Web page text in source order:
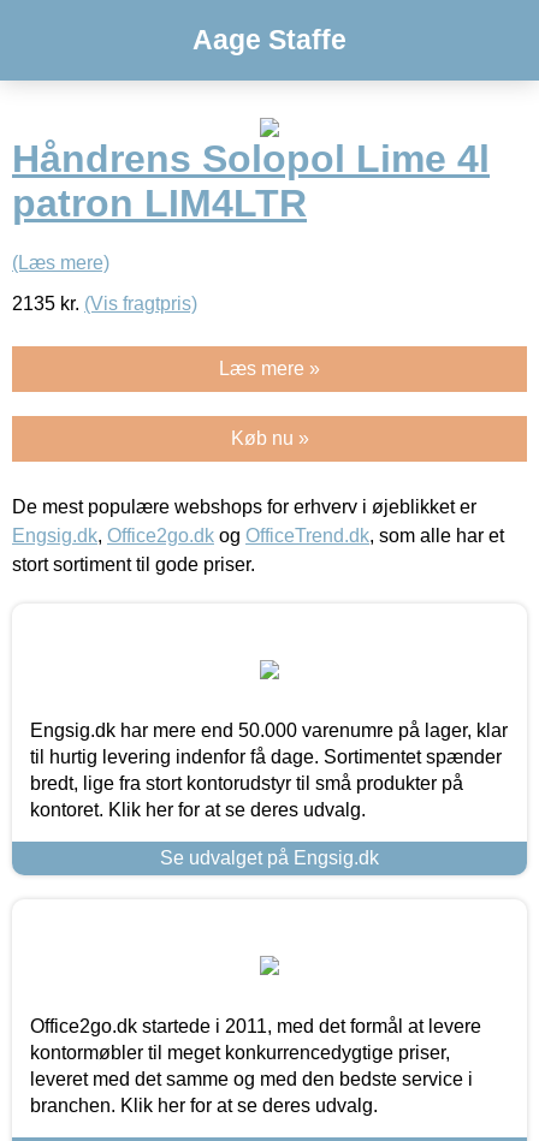
Aage Staffe
Håndrens Solopol Lime 4l
patron LIM4LTR
(Læs mere)
2135 kr. (Vis fragtpris)
Læs mere »
Køb nu »
De mest populære webshops for erhverv i øjeblikket er
Engsig.dk, Office2go.dk og OfficeTrend.dk, som alle har et
stort sortiment til gode priser.
Engsig.dk har mere end 50.000 varenumre på lager, klar
til hurtig levering indenfor få dage. Sortimentet spænder
bredt, lige fra stort kontorudstyr til små produkter på
kontoret. Klik her for at se deres udvalg.
Se udvalget på Engsig.dk
Office2go.dk startede i 2011, med det formål at levere
kontormøbler til meget konkurrencedygtige priser,
leveret med det samme og med den bedste service i
branchen. Klik her for at se deres udvalg.